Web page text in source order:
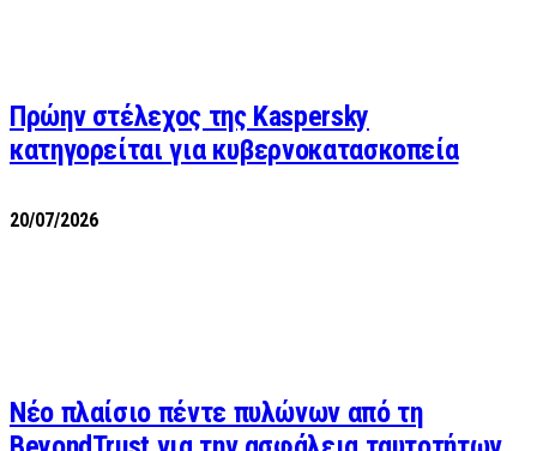
Πρώην στέλεχος της Kaspersky
κατηγορείται για κυβερνοκατασκοπεία
20/07/2026
Νέο πλαίσιο πέντε πυλώνων από τη